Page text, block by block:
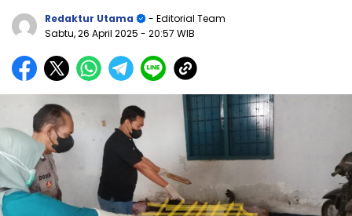
Redaktur Utama
- Editorial Team
Sabtu, 26 April 2025 - 20:57 WIB